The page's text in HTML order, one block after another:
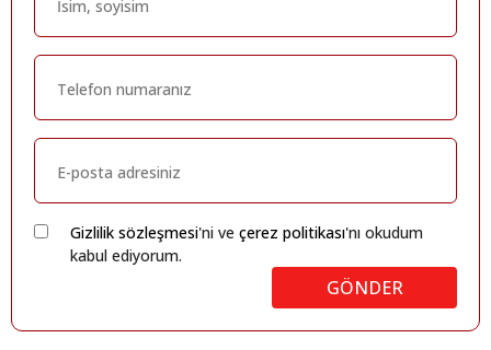
Gizlilik sözleşmesi'ni ve çerez politikası'nı okudum
kabul ediyorum.
GÖNDER